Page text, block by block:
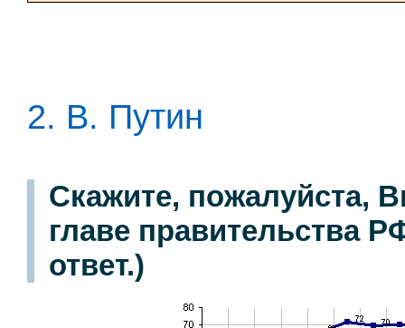
2. В. Путин
Скажите, пожалуйста,
главе правительства
ответ.)